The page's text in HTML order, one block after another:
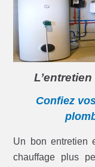
Confiez
Un bon entretien
chauffage plus